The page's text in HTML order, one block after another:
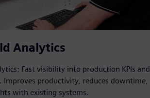
Analytics
Fast visibility into production KPIs and
Improves productivity, reduces downtime,
with existing systems.